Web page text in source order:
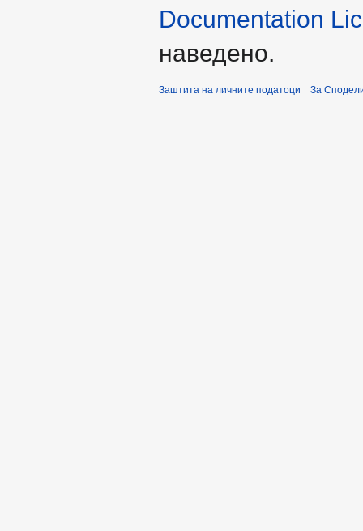
Documentation
наведено.
Заштита на личните податоци За